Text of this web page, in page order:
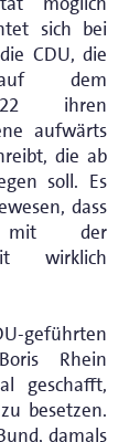
sich bei
CDU, die
dem
ihren
aufwärts
die ab
soll. Es
dass
der
wirklich
Rhein
geschafft,
besetzen.
damals